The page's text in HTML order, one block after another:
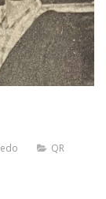
QR